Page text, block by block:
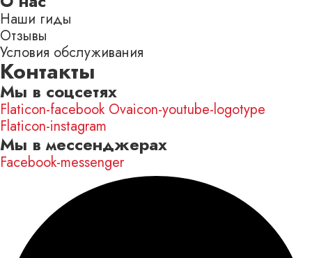
Наши гиды
Отзывы
Условия обслуживания
Контакты
Мы в соцсетях
Flaticon-facebook Ovaicon-youtube-logotype
Flaticon-instagram
Мы в мессенджерах
Facebook-messenger